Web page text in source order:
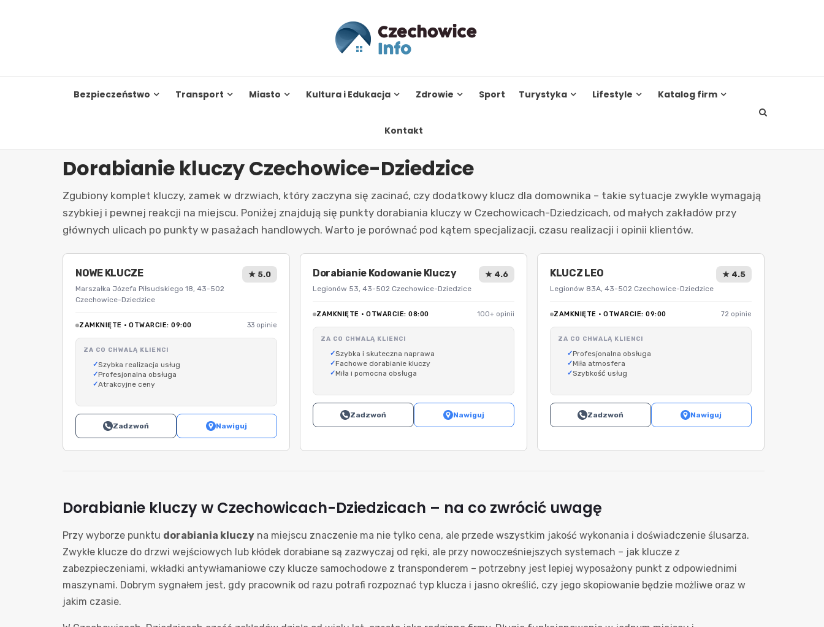
Bezpieczeństwo Transport Miasto Kultura i Edukacja Zdrowie Sport Turystyka Lifestyle Katalog firm
Kontakt
Dorabianie kluczy Czechowice-Dziedzice
Zgubiony komplet kluczy, zamek w drzwiach, który zaczyna się zacinać, czy dodatkowy klucz dla domownika – takie sytuacje zwykle wymagają
szybkiej i pewnej reakcji na miejscu. Poniżej znajdują się punkty dorabiania kluczy w Czechowicach-Dziedzicach, od małych zakładów przy
głównych ulicach po punkty w pasażach handlowych. Warto je porównać pod kątem specjalizacji, czasu realizacji i opinii klientów.
NOWE KLUCZE
Marszałka Józefa Piłsudskiego 18, 43-502
Czechowice-Dziedzice
★ 5.0
ZAMKNIĘTE · OTWARCIE: 09:00 33 opinie
ZA CO CHWALĄ KLIENCI
Szybka realizacja usług
Profesjonalna obsługa
Atrakcyjne ceny
Zadzwoń Nawiguj
Dorabianie Kodowanie Kluczy
Legionów 53, 43-502 Czechowice-Dziedzice
★ 4.6
ZAMKNIĘTE · OTWARCIE: 08:00 100+ opinii
ZA CO CHWALĄ KLIENCI
Szybka i skuteczna naprawa
Fachowe dorabianie kluczy
Miła i pomocna obsługa
Zadzwoń Nawiguj
KLUCZ LEO
Legionów 83A, 43-502 Czechowice-Dziedzice
★ 4.5
ZAMKNIĘTE · OTWARCIE: 09:00 72 opinie
ZA CO CHWALĄ KLIENCI
Profesjonalna obsługa
Miła atmosfera
Szybkość usług
Zadzwoń Nawiguj
Dorabianie kluczy w Czechowicach-Dziedzicach – na co zwrócić uwagę
Przy wyborze punktu dorabiania kluczy na miejscu znaczenie ma nie tylko cena, ale przede wszystkim jakość wykonania i doświadczenie ślusarza.
Zwykłe klucze do drzwi wejściowych lub kłódek dorabiane są zazwyczaj od ręki, ale przy nowocześniejszych systemach – jak klucze z
zabezpieczeniami, wkładki antywłamaniowe czy klucze samochodowe z transponderem – potrzebny jest lepiej wyposażony punkt z odpowiednimi
maszynami. Dobrym sygnałem jest, gdy pracownik od razu potrafi rozpoznać typ klucza i jasno określić, czy jego skopiowanie będzie możliwe oraz w
jakim czasie.